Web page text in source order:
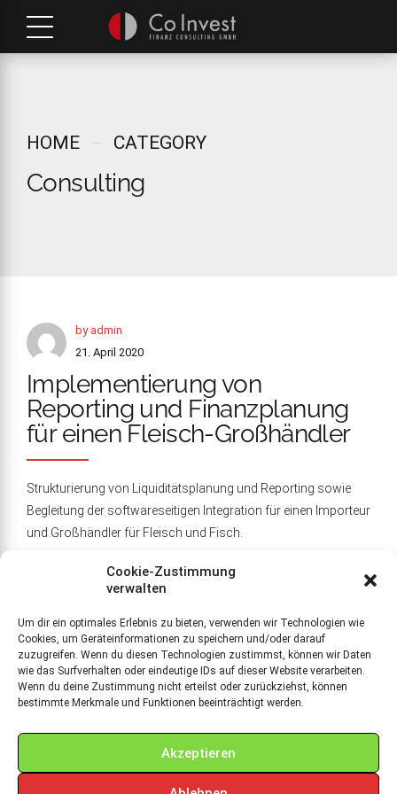
Cookie-Zustimmung
verwalten
Um dir ein optimales Erlebnis zu bieten, verwenden wir Technologien wie
Cookies, um Geräteinformationen zu speichern und/oder darauf
zuzugreifen. Wenn du diesen Technologien zustimmst, können wir Daten
wie das Surfverhalten oder eindeutige IDs auf dieser Website verarbeiten.
Wenn du deine Zustimmung nicht erteilst oder zurückziehst, können
bestimmte Merkmale und Funktionen beeinträchtigt werden.
Akzeptieren
HOME CATEGORY
Consulting
by admin
21. April 2020
Implementierung von
Reporting und Finanzplanung
für einen Fleisch-Großhändler
Strukturierung von Liquiditätsplanung und Reporting sowie
Begleitung der softwareseitigen Integration für einen Importeur
und Großhändler für Fleisch und Fisch.
CONTINUE READING